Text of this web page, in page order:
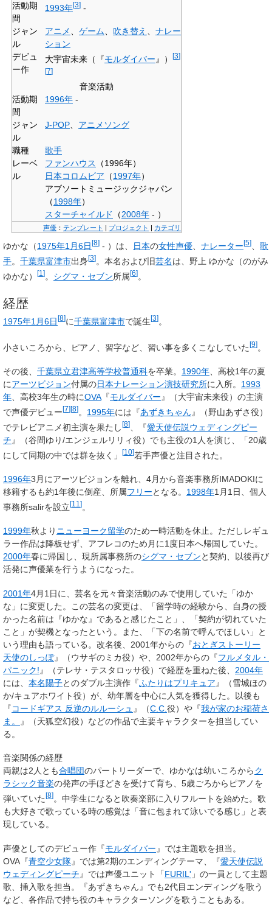
活動期
間
1993年[3] -
ジャン
ル
アニメ、 ゲーム、 吹き替え 、 ナレー
ション
デビュ
ー作
大宇宙未来（『モルダイバー 』） [3]
[7]
音楽活動
活動期
間
1996年 -
ジャン
ル
J-POP、 アニメソング
職種
歌手
レーベ
ル
ファンハウス
（1996年）
日本コロムビア （1997年）
アブソートミュージックジャパン
（1998年）
スターチャイルド
（2008年 - ）
声優 ： テンプレート プロジェクト カテゴリ
ゆかな （1975年1月6日 [8] - ）は、 日本の女性声優 ナレーター[5]
歌
手。 千葉県富津市出身[3]。本名および旧芸名は、 野上 ゆかな （のがみ
ゆかな）
[1 ] シグマ・セブン所属[6]
経歴
1975年1月6日[8]に千葉県富津市で誕生[3]。
小さいころから、ピアノ、習字など、習い事を多くこなしていた[9]。
その後、 千葉県立君津高等学校普通科を卒業。 1990年、高校1年の夏
にアーツビジョン付属の日本ナレーション演技研究所に入所。 1993
年、高校3年生の時にOVA『モルダイバー』（大宇宙未来役）の主演
で声優デビュー[7][8] 。 1995年には『あずきちゃん 』（野山あずさ役）
でテレビアニメ初主演を果たし[8] 、『愛天使伝説ウェディングピー
チ 』（谷間ゆり/エンジェルリリィ役）でも主役の1人を演じ、「20歳
にして同期の中では群を抜く」
[10]若手声優と注目された。
1996年3月にアーツビジョンを離れ、4月から音楽事務所IMADOKIに
移籍するも約1年後に倒産、所属フリーとなる。 1998年1月1日、個人
事務所salirを設立[11 ]。
1999年秋より ニューヨーク留学のため一時活動を休止。ただしレギュ
ラー作品は降板せず、アフレコのため月に1度日本へ帰国していた。
2000年春に帰国し、現所属事務所のシグマ・セブンと契約、以後再び
活発に声優業を行うようになった。
2001年4月1日に、芸名を元々音楽活動のみで使用していた「ゆか
な」に変更した。この芸名の変更は、「留学時の経験から、自身の授
かった名前は『ゆかな』であると感じたこと」、「契約が切れていた
こと」が契機となったという。また、「下の名前で呼んでほしい」と
いう理由も語っている。改名後、2001年からの『おとぎストーリー
天使のしっぽ』（ウサギのミカ役）や、2002年からの『フルメタル・
パニック! 』（テレサ・テスタロッサ役）で経歴を重ねた後、 2004年
には、 本名陽子とのダブル主演作『ふたりはプリキュア 』（雪城ほの
か/キュアホワイト役）が、幼年層を中心に人気を獲得した。以後も
『コードギアス 反逆のルルーシュ 』（C.C. 役）や『我が家のお稲荷さ
ま。
』（天狐空幻役）などの作品で主要キャラクターを担当してい
る。
音楽関係の経歴
両親は2人とも合唱団のパートリーダーで、ゆかなは幼いころからク
ラシック音楽の発声の手ほどきを受けて育ち、5歳ごろからピアノを
弾いていた [8] 。中学生になると吹奏楽部に入りフルートを始めた。歌
も大好きで歌っている時の感覚は「音に包まれて泳いでる感じ」と表
現している。
声優としてのデビュー作『モルダイバー 』では主題歌を担当。
OVA『青空少女隊』では第2期のエンディングテーマ、『愛天使伝説
ウェディングピーチ 』では声優ユニット「FURIL' 」の一員として主題
歌、挿入歌を担当。『あずきちゃん』でも2代目エンディングを歌う
など、各作品で持ち役のキャラクターソングを歌うこともある。